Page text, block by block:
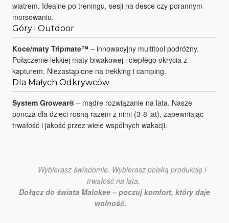
wiatrem. Idealne po treningu, sesji na desce czy porannym
morsowaniu.
Góry i Outdoor
Koce/maty Tripmate™ – innowacyjny multitool podróżny.
Połączenie lekkiej maty biwakowej i ciepłego okrycia z
kapturem. Niezastąpione na trekking i camping.
Dla Małych Odkrywców
System Growear® – mądre rozwiązanie na lata. Nasze
poncza dla dzieci rosną razem z nimi (3-8 lat), zapewniając
trwałość i jakość przez wiele wspólnych wakacji.
Wybierasz świadomie. Wybierasz polską produkcję i
trwałość na lata.
Dołącz do świata Malokee – poczuj komfort, który daje
wolność.